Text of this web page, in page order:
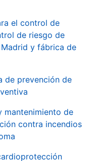
el control de
de riesgo de
y fábrica de
de prevención de
mantenimiento de
contra incendios